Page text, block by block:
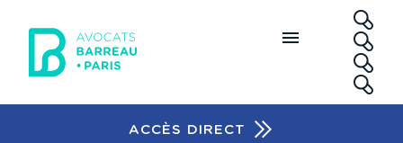
ACCÈS DIRECT